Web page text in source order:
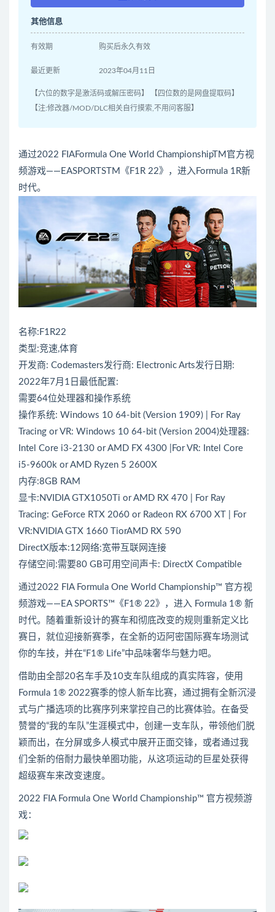
其他信息
有效期 购买后永久有效
最近更新 2023年04月11日
【六位的数字是激活码或解压密码】 【四位数的是网盘提取码】
【注:修改器/MOD/DLC相关自行摸索,不用问客服】
通过2022 FIAFormula One World ChampionshipTM官方视
频游戏——EASPORTSTM《F1R 22》，进入Formula 1R新
时代。
名称:F1R22
类型:竞速,体育
开发商: Codemasters发行商: Electronic Arts发行日期:
2022年7月1日最低配置:
需要64位处理器和操作系统
操作系统: Windows 10 64-bit (Version 1909) | For Ray
Tracing or VR: Windows 10 64-bit (Version 2004)处理器:
Intel Core i3-2130 or AMD FX 4300 |For VR: Intel Core
i5-9600k or AMD Ryzen 5 2600X
内存:8GB RAM
显卡:NVIDIA GTX1050Ti or AMD RX 470 | For Ray
Tracing: GeForce RTX 2060 or Radeon RX 6700 XT | For
VR:NVIDIA GTX 1660 TiorAMD RX 590
DirectX版本:12网络:宽带互联网连接
存储空间:需要80 GB可用空间声卡: DirectX Compatible
通过2022 FIA Formula One World Championship™ 官方视
频游戏——EA SPORTS™《F1® 22》，进入 Formula 1® 新
时代。随着重新设计的赛车和彻底改变的规则重新定义比
赛日，就位迎接新赛季，在全新的迈阿密国际赛车场测试
你的车技，并在“F1® Life”中品味奢华与魅力吧。
借助由全部20名车手及10支车队组成的真实阵容，使用
Formula 1® 2022赛季的惊人新车比赛，通过拥有全新沉浸
式与广播选项的比赛序列来掌控自己的比赛体验。在备受
赞誉的“我的车队”生涯模式中，创建一支车队，带领他们脱
颖而出，在分屏或多人模式中展开正面交锋，或者通过我
们全新的倍耐力最快单圈功能，从这项运动的巨星处获得
超级赛车来改变速度。
2022 FIA Formula One World Championship™ 官方视频游
戏：